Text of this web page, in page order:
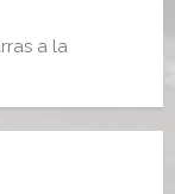
a la